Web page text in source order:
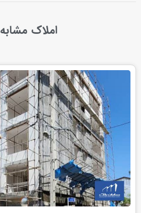
املاک مشابه